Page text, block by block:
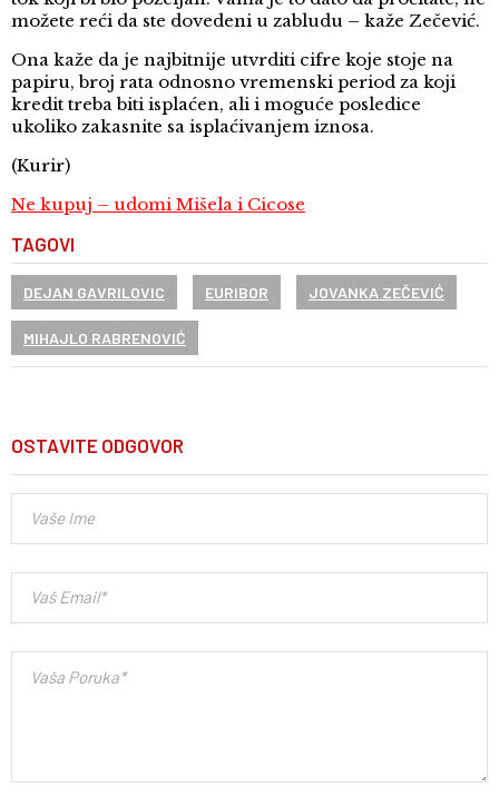
možete reći da ste dovedeni u zabludu – kaže Zečević.
Ona kaže da je najbitnije utvrditi cifre koje stoje na
papiru, broj rata odnosno vremenski period za koji
kredit treba biti isplaćen, ali i moguće posledice
ukoliko zakasnite sa isplaćivanjem iznosa.
(Kurir)
Ne kupuj – udomi Mišela i Cicose
TAGOVI
DEJAN GAVRILOVIC EURIBOR JOVANKA ZEČEVIĆ
MIHAJLO RABRENOVIĆ
OSTAVITE ODGOVOR